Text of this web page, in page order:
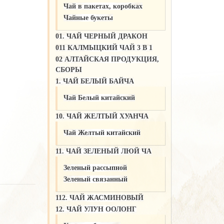
Чай в пакетах, коробках
Чайные букеты
01. ЧАЙ ЧЕРНЫЙ ДРАКОН
011 КАЛМЫЦКИЙ ЧАЙ 3 В 1
02 АЛТАЙСКАЯ ПРОДУКЦИЯ,
СБОРЫ
1. ЧАЙ БЕЛЫЙ БАЙЧА
Чай Белый китайский
10. ЧАЙ ЖЕЛТЫЙ ХУАНЧА
Чай Желтый китайский
11. ЧАЙ ЗЕЛЕНЫЙ ЛЮЙ ЧА
Зеленый рассыпной
Зеленый связанный
112. ЧАЙ ЖАСМИНОВЫЙ
12. ЧАЙ УЛУН ООЛОНГ